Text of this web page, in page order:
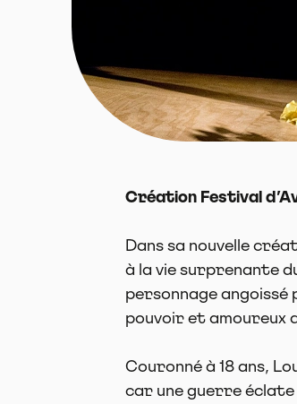
Création Festival
Dans sa nouvelle
à la vie surprenante
personnage angoissé
pouvoir et amoureux
Couronné à 18 ans,
car une guerre